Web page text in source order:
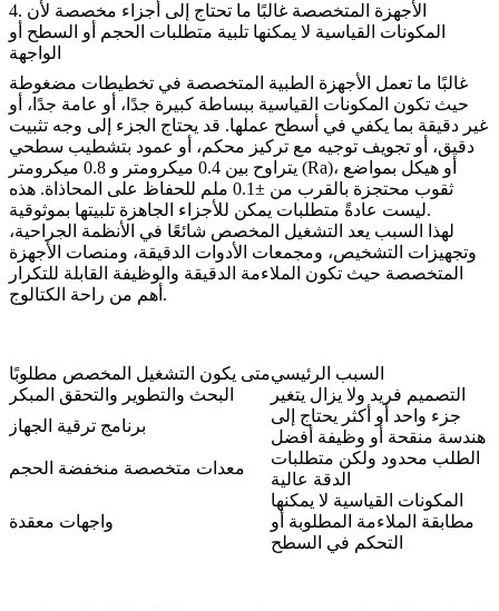
4. الأجهزة المتخصصة غالبًا ما تحتاج إلى أجزاء مخصصة لأن
المكونات القياسية لا يمكنها تلبية متطلبات الحجم أو السطح أو
الواجهة
غالبًا ما تعمل الأجهزة الطبية المتخصصة في تخطيطات مضغوطة
حيث تكون المكونات القياسية ببساطة كبيرة جدًا، أو عامة جدًا، أو
غير دقيقة بما يكفي في أسطح عملها. قد يحتاج الجزء إلى وجه تثبيت
دقيق، أو تجويف توجيه مع تركيز محكم، أو عمود بتشطيب سطحي
يتراوح بين 0.4 ميكرومتر و 0.8 ميكرومتر (Ra)، أو هيكل بمواضع
ثقوب محتجزة بالقرب من ±0.1 ملم للحفاظ على المحاذاة. هذه
ليست عادةً متطلبات يمكن للأجزاء الجاهزة تلبيتها بموثوقية.
لهذا السبب يعد التشغيل المخصص شائعًا في الأنظمة الجراحية،
وتجهيزات التشخيص، ومجمعات الأدوات الدقيقة، ومنصات الأجهزة
المتخصصة حيث تكون الملاءمة الدقيقة والوظيفة القابلة للتكرار
أهم من راحة الكتالوج.
متى يكون التشغيل المخصص مطلوبًاالسبب الرئيسي
البحث والتطوير والتحقق المبكر
التصميم فريد ولا يزال يتغير
برنامج ترقية الجهاز
جزء واحد أو أكثر يحتاج إلى
هندسة منقحة أو وظيفة أفضل
معدات متخصصة منخفضة الحجم
الطلب محدود ولكن متطلبات
الدقة عالية
واجهات معقدة
المكونات القياسية لا يمكنها
مطابقة الملاءمة المطلوبة أو
التحكم في السطح